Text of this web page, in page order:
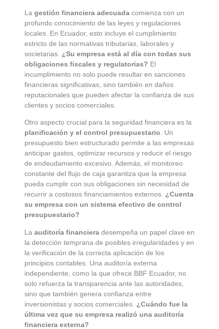
La gestión financiera adecuada comienza con un
profundo conocimiento de las leyes y regulaciones
locales. En Ecuador, esto incluye el cumplimiento
estricto de las normativas tributarias, laborales y
societarias. ¿Su empresa está al día con todas sus
obligaciones fiscales y regulatorias? El
incumplimiento no solo puede resultar en sanciones
financieras significativas, sino también en daños
reputacionales que pueden afectar la confianza de sus
clientes y socios comerciales.
Otro aspecto crucial para la seguridad financiera es la
planificación y el control presupuestario . Un
presupuesto bien estructurado permite a las empresas
anticipar gastos, optimizar recursos y reducir el riesgo
de endeudamiento excesivo. Además, el monitoreo
constante del flujo de caja garantiza que la empresa
pueda cumplir con sus obligaciones sin necesidad de
recurrir a costosos financiamientos externos. ¿Cuenta
su empresa con un sistema efectivo de control
presupuestario?
La auditoría financiera desempeña un papel clave en
la detección temprana de posibles irregularidades y en
la verificación de la correcta aplicación de los
principios contables. Una auditoría externa
independiente, como la que ofrece BBF Ecuador, no
solo refuerza la transparencia ante las autoridades,
sino que también genera confianza entre
inversionistas y socios comerciales. ¿Cuándo fue la
última vez que su empresa realizó una auditoría
financiera externa?